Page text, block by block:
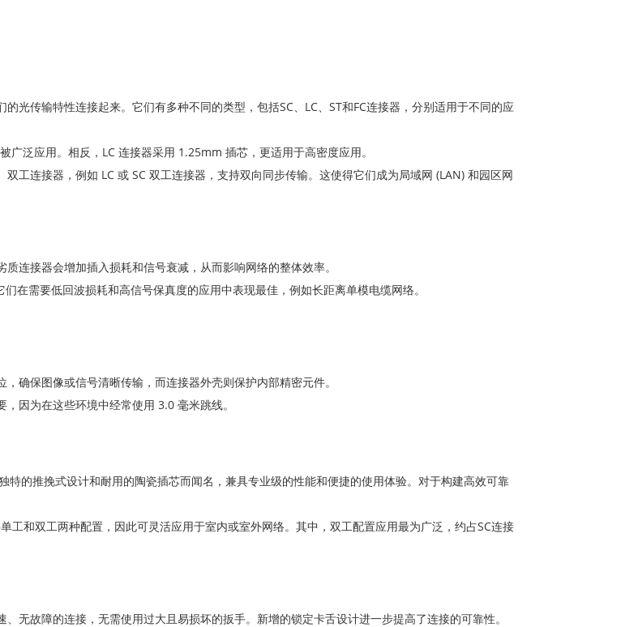
光传输特性连接起来。它们有多种不同的类型，包括SC、LC、ST和FC连接器，分别适用于不同的应
泛应用。相反，LC 连接器采用 1.25mm 插芯，更适用于高密度应用。
工连接器，例如 LC 或 SC 双工连接器，支持双向同步传输。这使得它们成为局域网 (LAN) 和园区网
连接器会增加插入损耗和信号衰减，从而影响网络的整体效率。
在需要低回波损耗和高信号保真度的应用中表现最佳，例如长距离单模电缆网络。
确保图像或信号清晰传输，而连接器外壳则保护内部精密元件。
因为在这些环境中经常使用 3.0 毫米跳线。
特的推挽式设计和耐用的陶瓷插芯而闻名，兼具专业级的性能和便捷的使用体验。对于构建高效可靠
工和双工两种配置，因此可灵活应用于室内或室外网络。其中，双工配置应用最为广泛，约占SC连接
无故障的连接，无需使用过大且易损坏的扳手。新增的锁定卡舌设计进一步提高了连接的可靠性。